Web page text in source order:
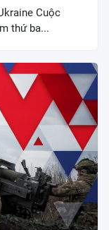
Cuộc
thứ ba...